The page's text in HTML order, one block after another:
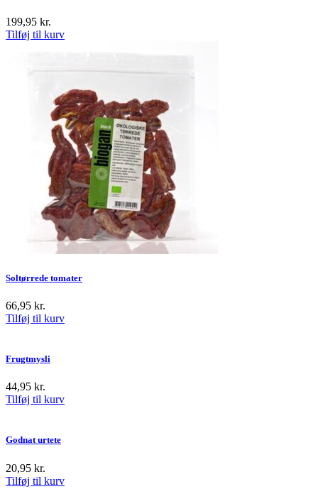
199,95 kr.
Tilføj til kurv
Soltørrede tomater
66,95 kr.
Tilføj til kurv
Frugtmysli
44,95 kr.
Tilføj til kurv
Godnat urtete
20,95 kr.
Tilføj til kurv